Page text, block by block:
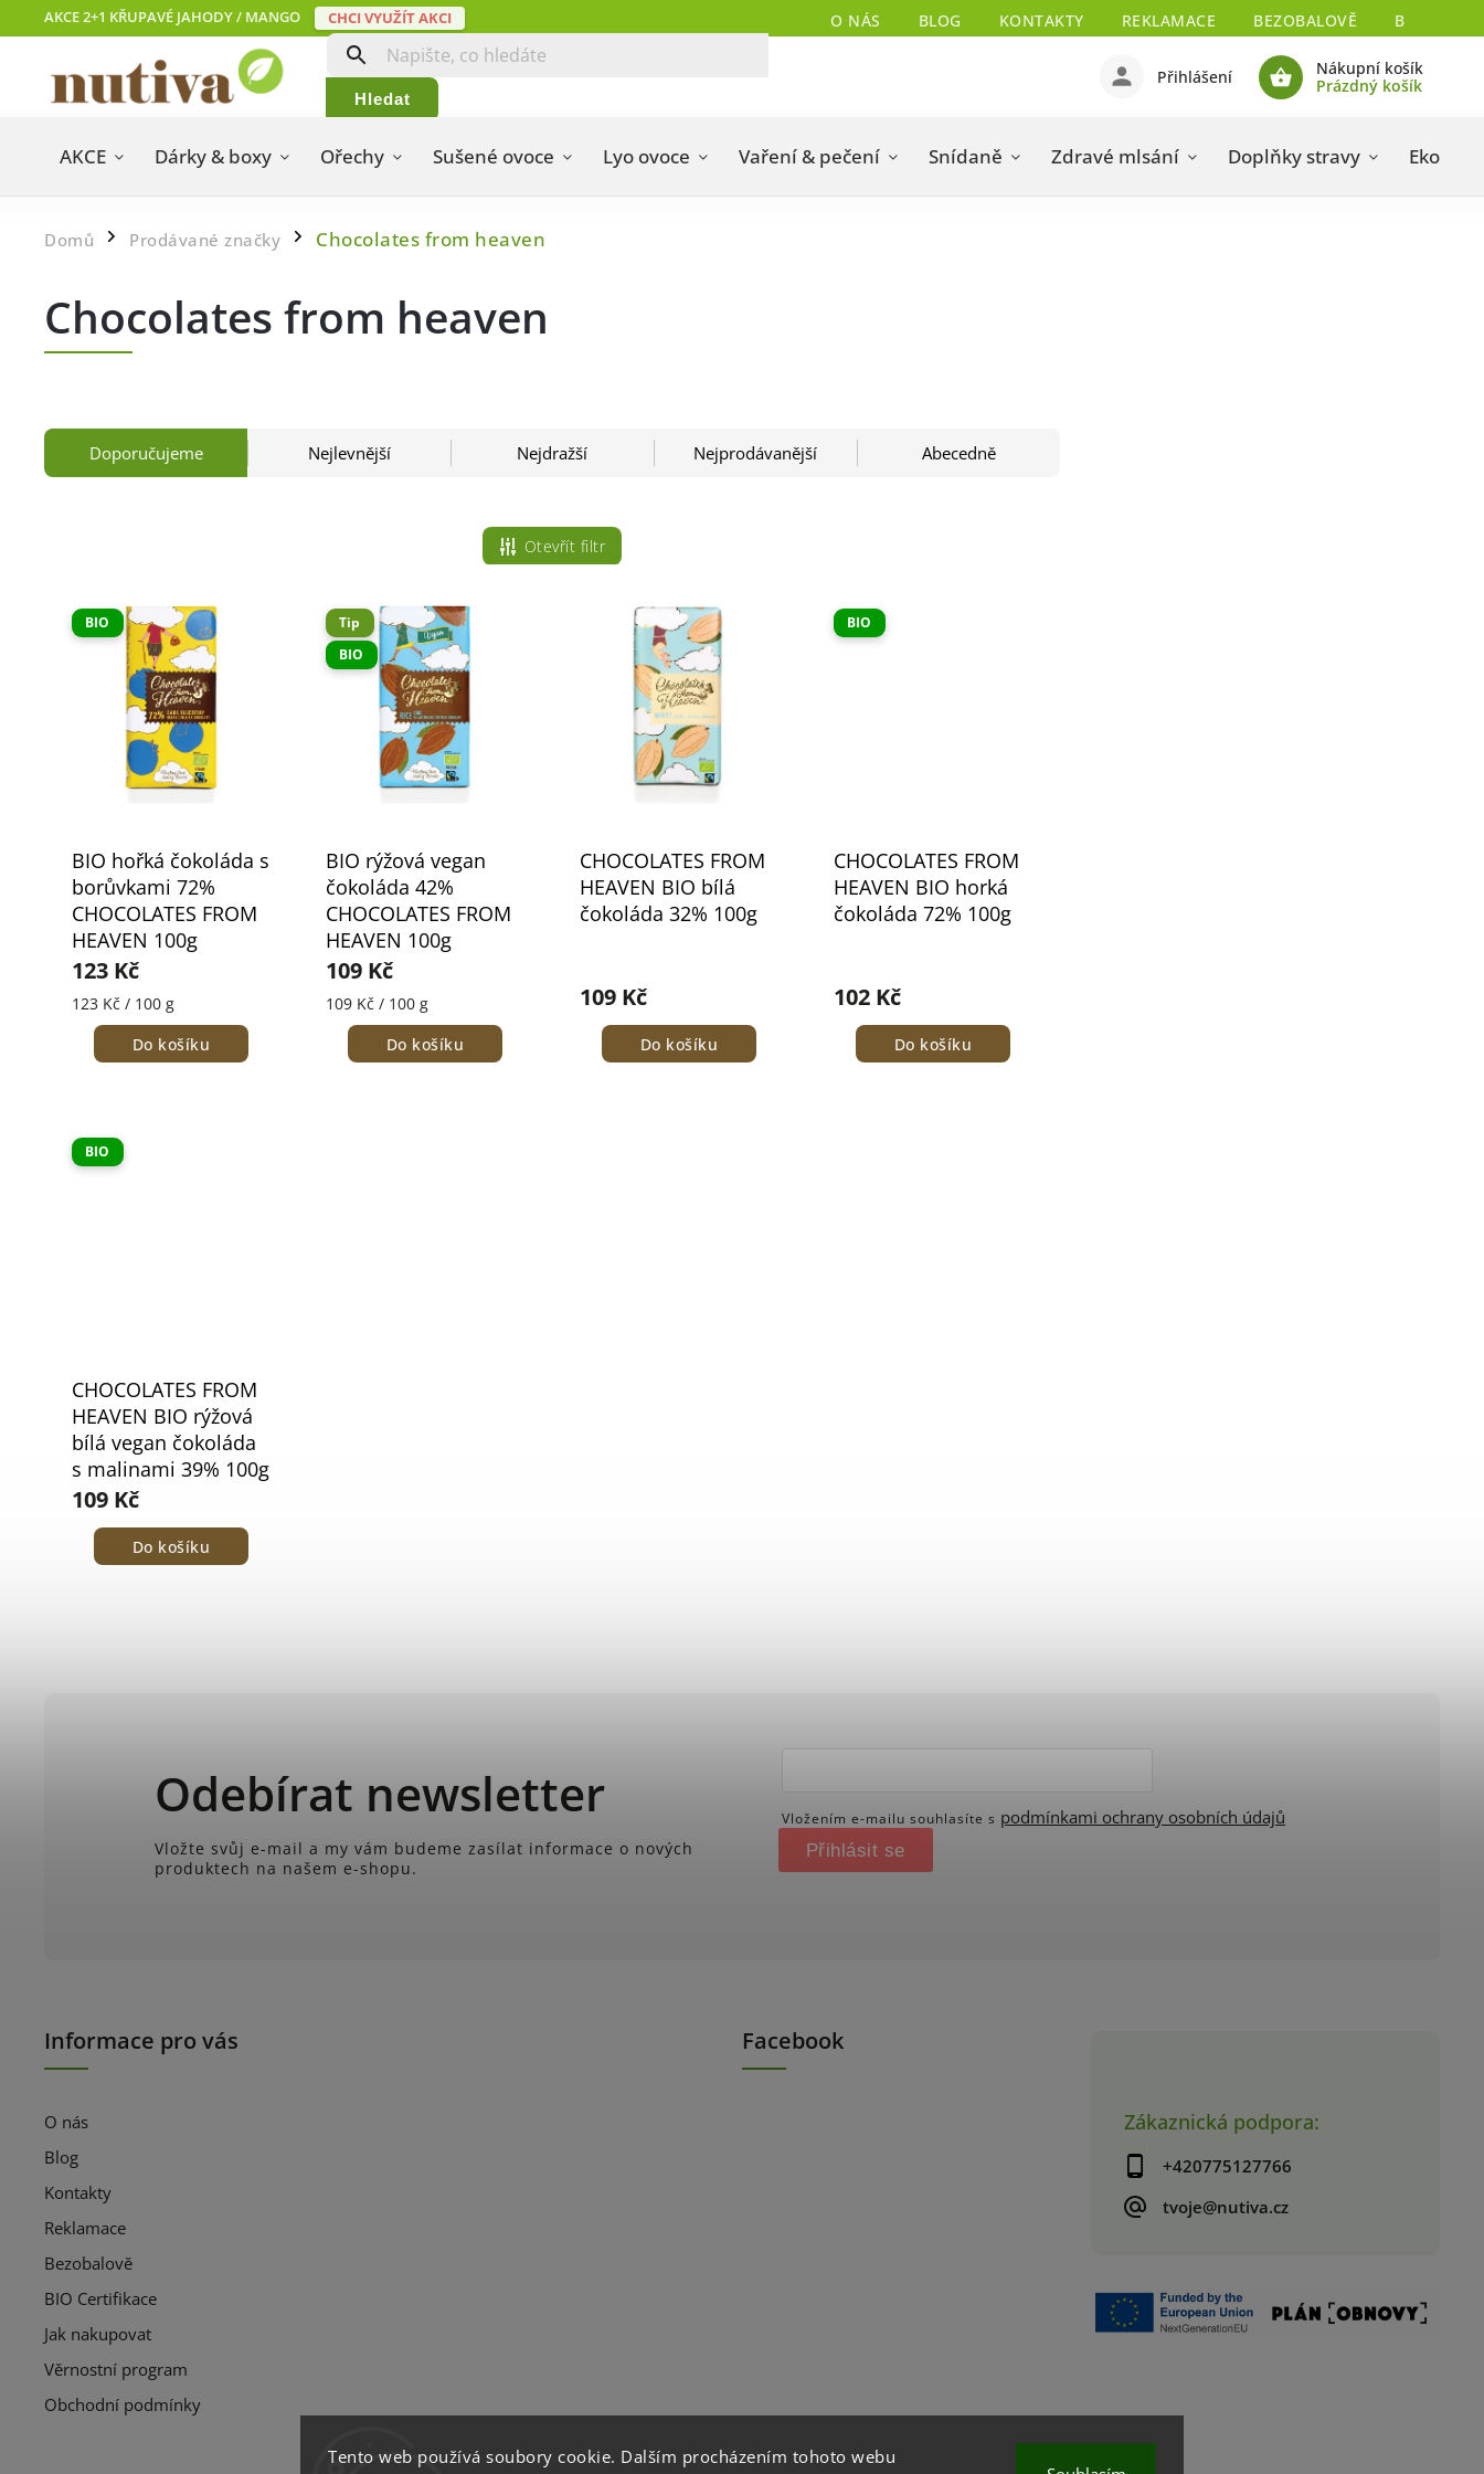
Tento web používá soubory cookie. Dalším procházením tohoto webu
AKCE 2+1 KŘUPAVÉ JAHODY / MANGO CHCI VYUŽÍT AKCI O NÁS BLOG KONTAKTY REKLAMACE BEZOBALOVĚ BIO
Hledat
Nákupní košík
Prázdný košík
Přihlášení
AKCE Dárky & boxy Ořechy Sušené ovoce Lyo ovoce Vaření & pečení Snídaně Zdravé mlsání Doplňky stravy Eko
Domů / Prodávané značky / Chocolates from heaven
Chocolates from heaven
Doporučujeme Nejlevnější Nejdražší Nejprodávanější Abecedně
Otevřít filtr
BIO
BIO hořká čokoláda s
borůvkami 72%
CHOCOLATES FROM
HEAVEN 100g
123 Kč
123 Kč / 100 g
Do košíku
Tip
BIO
BIO rýžová vegan
čokoláda 42%
CHOCOLATES FROM
HEAVEN 100g
109 Kč
109 Kč / 100 g
Do košíku
CHOCOLATES FROM
HEAVEN BIO bílá
čokoláda 32% 100g
109 Kč
Do košíku
BIO
CHOCOLATES FROM
HEAVEN BIO horká
čokoláda 72% 100g
102 Kč
Do košíku
BIO
CHOCOLATES FROM
HEAVEN BIO rýžová
bílá vegan čokoláda
s malinami 39% 100g
109 Kč
Do košíku
Zákaznická podpora:
+420775127766
tvoje@nutiva.cz
Odebírat newsletter
Vložte svůj e-mail a my vám budeme zasílat informace o nových
produktech na našem e-shopu.
Vložením e-mailu souhlasíte s podmínkami ochrany osobních údajů
Přihlásit se
Informace pro vás
O nás
Blog
Kontakty
Reklamace
Bezobalově
BIO Certifikace
Jak nakupovat
Věrnostní program
Obchodní podmínky
Facebook